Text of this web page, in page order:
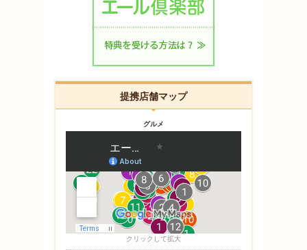
提携店舗マップ
グルメ
クリックして拡大